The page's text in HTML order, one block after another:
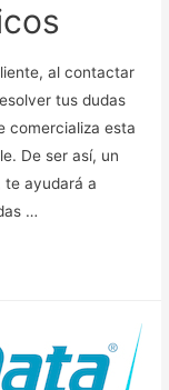
al contactar
tus dudas
comercializa esta
De ser así, un
te ayudará a
…